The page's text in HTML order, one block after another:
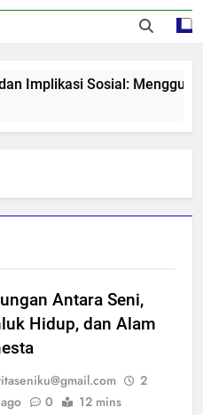
Implikasi Sosial:
Antara Seni,
Hidup, dan Alam
2
0 12 mins